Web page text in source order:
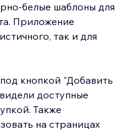
белые шаблоны для
Приложение
так и для
кнопкой "Добавить
доступные
Также
на страницах